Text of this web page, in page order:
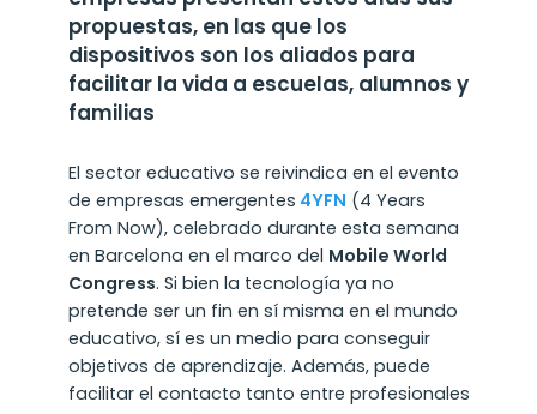
propuestas, en las que los
dispositivos son los aliados para
facilitar la vida a escuelas, alumnos y
familias
El sector educativo se reivindica en el evento
de empresas emergentes 4YFN (4 Years
From Now), celebrado durante esta semana
en Barcelona en el marco del Mobile World
Congress. Si bien la tecnología ya no
pretende ser un fin en sí misma en el mundo
educativo, sí es un medio para conseguir
objetivos de aprendizaje. Además, puede
facilitar el contacto tanto entre profesionales